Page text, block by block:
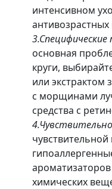
интенсивном
основная
круги,
или экстрактом
с морщинами
средства с
химических